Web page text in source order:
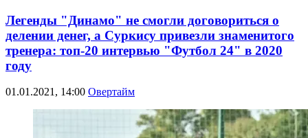
Легенды "Динамо" не смогли договориться о
делении денег, а Суркису привезли знаменитого
тренера: топ-20 интервью "Футбол 24" в 2020
году
01.01.2021, 14:00 Овертайм